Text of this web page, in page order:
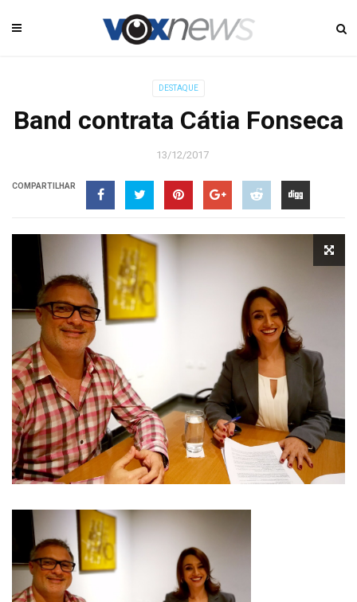
DESTAQUE
Band contrata Cátia Fonseca
13/12/2017
COMPARTILHAR